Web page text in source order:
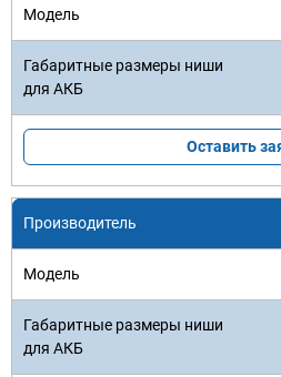
Оставить